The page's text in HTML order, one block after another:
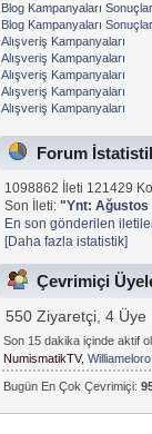
Blog Kampanyaları
Blog Kampanyaları
Alışveriş Kampanyaları
Alışveriş Kampanyaları
Alışveriş Kampanyaları
Alışveriş Kampanyaları
Alışveriş Kampanyaları
Forum
1098862 İleti 121429
Son İleti:"Ynt: Ağustos
En son gönderilen
[Daha fazla istatistik]
Çevrimiçi
550 Ziyaretçi, 4 Üye
Son 15 dakika içinde aktif
NumismatikTV,Williameloro
Bugün En Çok Çevrimiçi: